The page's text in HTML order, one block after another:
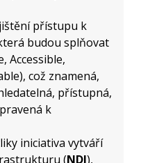
přístupu k
budou splňovat
Accessible,
což znamená,
přístupná,
k
iniciativa vytváří
(NDI),